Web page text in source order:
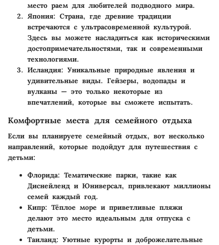
место раем для любителей подводного мира.
Япония: Страна, где древние традиции
встречаются с ультрасовременной культурой.
Здесь вы можете насладиться как историческими
достопримечательностями, так и современными
технологиями.
Исландия: Уникальные природные явления и
удивительные виды. Гейзеры, водопады и
вулканы — это только некоторые из
впечатлений, которые вы сможете испытать.
Комфортные места для семейного отдыха
Если вы планируете семейный отдых, вот несколько
направлений, которые подойдут для путешествия с
детьми:
Флорида: Тематические парки, такие как
Диснейленд и Юниверсал, привлекают миллионы
семей каждый год.
Кипр: Тёплое море и приветливые пляжи
делают это место идеальным для отпуска с
детьми.
Таиланд: Уютные курорты и доброжелательные